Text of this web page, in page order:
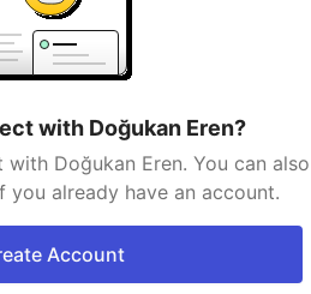
with Doğukan Eren?
Doğukan Eren. You can
already have an account.
Account